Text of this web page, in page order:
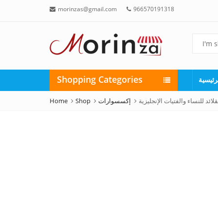
morinzas@gmail.com 966570191318
Shopping Categories
Home Shop إكسسوارات للنساء والفتيات الإنجليزية